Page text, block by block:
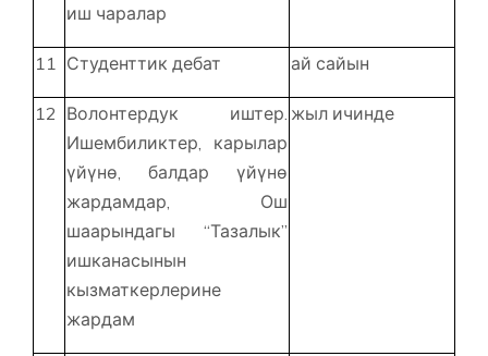
иш чаралар
11 Студенттик дебат ай сайын
12 Волонтердук иштер.
Ишембиликтер, карылар
үйүнө, балдар үйүнө
жардамдар, Ош
шаарындагы “Тазалык”
ишканасынын
кызматкерлерине
жардам
жыл ичинде